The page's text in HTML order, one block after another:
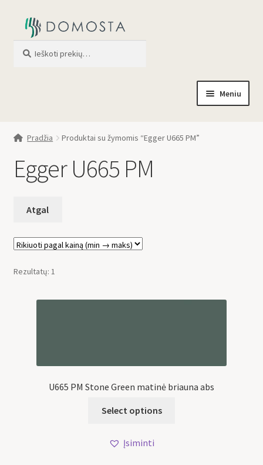
Meniu
Apie mus
Profilis
Pradžia Produktai su žymomis “Egger U665 PM”
Egger U665 PM
Rezultatų: 1
U665 PM Stone Green matinė briauna abs
Select options
Įsiminti